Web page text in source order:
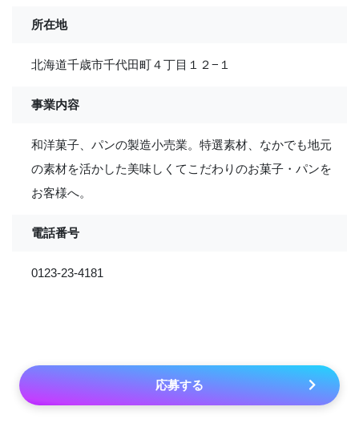
所在地
北海道千歳市千代田町４丁目１２−１
事業内容
和洋菓子、パンの製造小売業。特選素材、なかでも地元
の素材を活かした美味しくてこだわりのお菓子・パンを
お客様へ。
電話番号
0123-23-4181
応募する